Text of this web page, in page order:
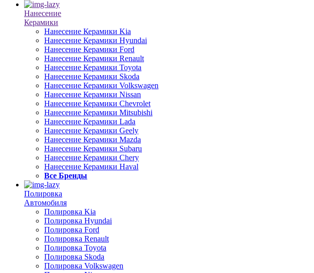
Нанесение
Керамики
Нанесение Керамики Kia
Нанесение Керамики Hyundai
Нанесение Керамики Ford
Нанесение Керамики Renault
Нанесение Керамики Toyota
Нанесение Керамики Skoda
Нанесение Керамики Volkswagen
Нанесение Керамики Nissan
Нанесение Керамики Chevrolet
Нанесение Керамики Mitsubishi
Нанесение Керамики Lada
Нанесение Керамики Geely
Нанесение Керамики Mazda
Нанесение Керамики Subaru
Нанесение Керамики Chery
Нанесение Керамики Haval
Все Бренды
Полировка
Автомобиля
Полировка Kia
Полировка Hyundai
Полировка Ford
Полировка Renault
Полировка Toyota
Полировка Skoda
Полировка Volkswagen